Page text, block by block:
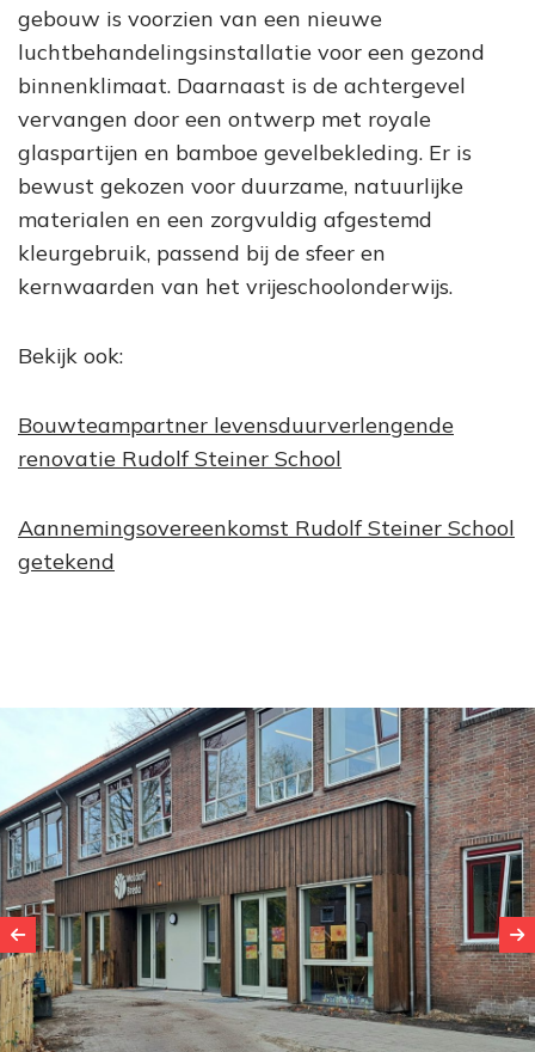
gebouw is voorzien van een nieuwe
luchtbehandelingsinstallatie voor een gezond
binnenklimaat. Daarnaast is de achtergevel
vervangen door een ontwerp met royale
glaspartijen en bamboe gevelbekleding. Er is
bewust gekozen voor duurzame, natuurlijke
materialen en een zorgvuldig afgestemd
kleurgebruik, passend bij de sfeer en
kernwaarden van het vrijeschoolonderwijs.
Bekijk ook:
Bouwteampartner levensduurverlengende
renovatie Rudolf Steiner School
Aannemingsovereenkomst Rudolf Steiner School
getekend